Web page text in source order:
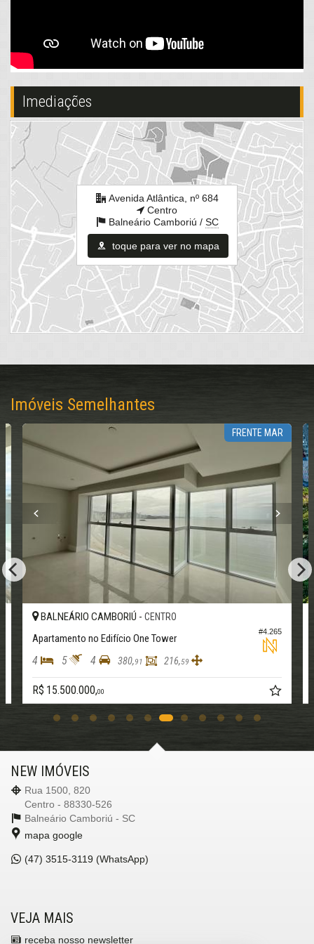
Endereço:
Avenida Atlântica, nº 684
Balneário Camboriú /
ver mapa abaixo
Imediações
Avenida Atlântica, nº 684
Centro
Balneário Camboriú / SC
toque para ver no mapa
Imóveis Semelhantes
FRENTE MAR
#4.265
BALNEÁRIO CAMBORIÚ -CENTRO
Apartamento no Edifício One Tower
4 5 4 380,91 216,59
R$ 15.500.000,00
NEW IMÓVEIS
Rua 1500, 820
Centro - 88330-526
Balneário Camboriú - SC
mapa google
(47) 3515-3119 (WhatsApp)
VEJA MAIS
receba nosso newsletter